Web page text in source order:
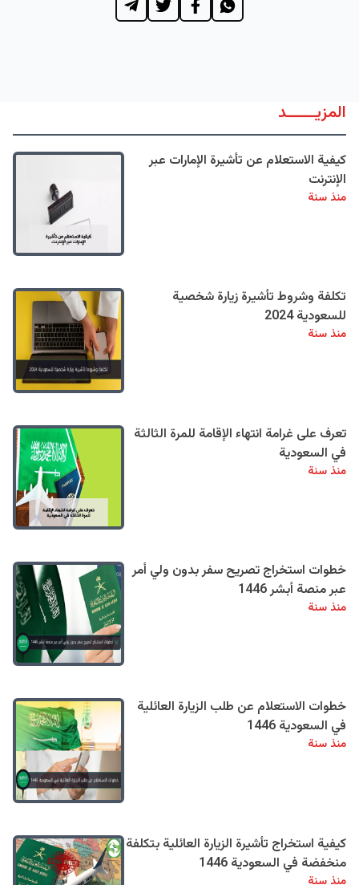
المزيــــــد
كيفية الاستعلام عن تأشيرة الإمارات عبر
الإنترنت
منذ سنة
تكلفة وشروط تأشيرة زيارة شخصية
للسعودية 2024
منذ سنة
تعرف على غرامة انتهاء الإقامة للمرة الثالثة
في السعودية
منذ سنة
خطوات استخراج تصريح سفر بدون ولي أمر
عبر منصة أبشر 1446
منذ سنة
خطوات الاستعلام عن طلب الزيارة العائلية
في السعودية 1446
منذ سنة
كيفية استخراج تأشيرة الزيارة العائلية بتكلفة
منخفضة في السعودية 1446
منذ سنة